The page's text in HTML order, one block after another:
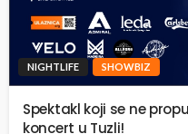
NIGHTLIFE SHOWBIZ
Spektakl koji se ne
koncert u Tuzli!